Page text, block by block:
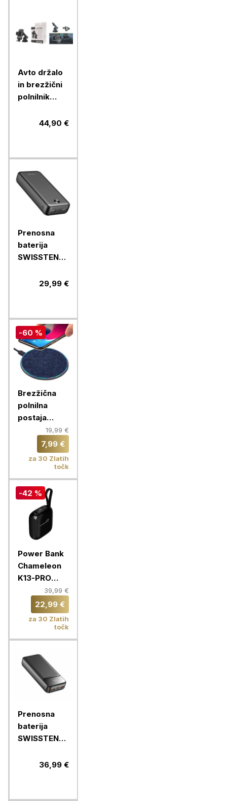
Avto držalo
in brezžični
polnilnik
15W - 2 v 1,
44,90 €
Prenosna
baterija
SWISSTEN
20000 MAH,
29,99 €
-60 %
Brezžična
polnilna
postaja
RIVACASE,
brezžični
polnilec
VA4915 BL3
QC Fast
19,99 €
7,99 €
za 30 Zlatih
točk
-42 %
Power Bank
Chameleon
K13-PRO
10000mAh
39,99 €
22,99 €
za 30 Zlatih
točk
Prenosna
baterija
SWISSTEN
II 2000036,99 €